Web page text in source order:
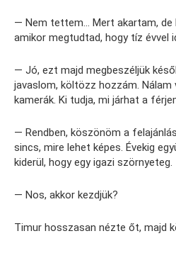
— Nem tettem… Mert akartam,
amikor megtudtad, hogy tíz évvel
— Jó, ezt majd megbeszéljük
javaslom, költözz hozzám.
kamerák. Ki tudja, mi járhat a
— Rendben, köszönöm a
sincs, mire lehet képes. Évekig
kiderül, hogy egy igazi szörnyeteg.
— Nos, akkor kezdjük?
Timur hosszasan nézte őt, majd